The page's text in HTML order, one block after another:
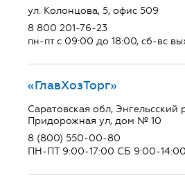
ул. Колонцова, 5, офис 509
8 800 201-76-23
пн-пт с 09:00 до 18:00, сб-вс
«ГлавХозТорг»
Саратовская обл,
Придорожная ул, дом № 10
8 (800) 550-00-80
ПН-ПТ 9:00-17:00 СБ 9:00-14:00